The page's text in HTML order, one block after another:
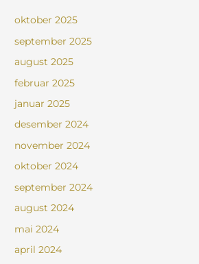
oktober 2025
september 2025
august 2025
februar 2025
januar 2025
desember 2024
november 2024
oktober 2024
september 2024
august 2024
mai 2024
april 2024